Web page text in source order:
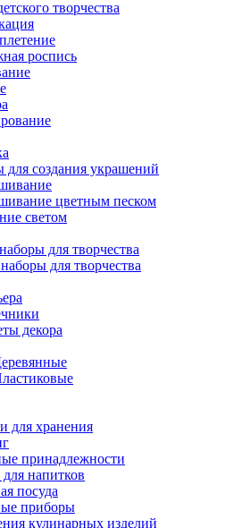
творчества
роспись
для создания украшений
цветным песком
светом
для творчества
для творчества
декора
для хранения
принадлежности
напитков
посуда
приборы
кулинарных изделий